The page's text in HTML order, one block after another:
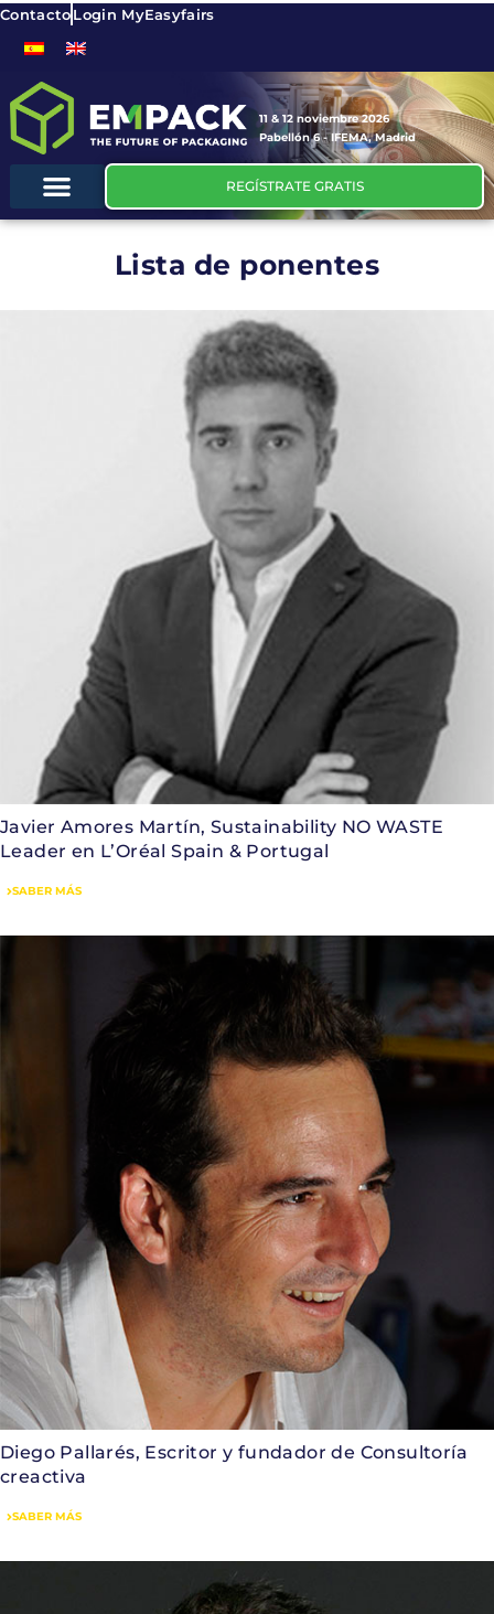
ContactoLogin MyEasyfairs
11 & 12 noviembre 2026
Pabellón 6 - IFEMA, Madrid
REGÍSTRATE GRATIS
Lista de ponentes
Javier Amores Martín, Sustainability NO WASTE
Leader en L’Oréal Spain & Portugal
SABER MÁS
Diego Pallarés, Escritor y fundador de Consultoría
creactiva
SABER MÁS